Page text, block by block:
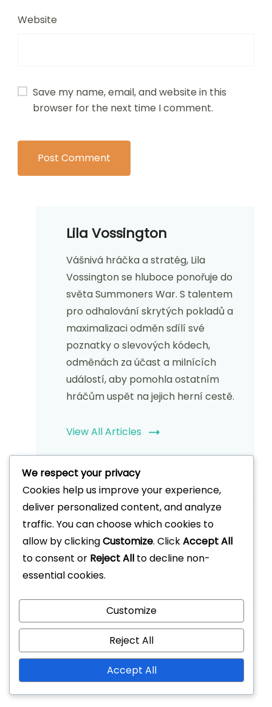
Website
Save my name, email, and website in this
browser for the next time I comment.
Lila Vossington
Vášnivá hráčka a stratég, Lila
Vossington se hluboce ponořuje do
světa Summoners War. S talentem
pro odhalování skrytých pokladů a
maximalizaci odměn sdílí své
poznatky o slevových kódech,
odměnách za účast a milnících
událostí, aby pomohla ostatním
hráčům uspět na jejich herní cestě.
View All Articles
Odkazy
Kontaktujte nás
O společnosti
Příspěvky na blogu
Kategorie
Ceny z eventového dungeonu ve hře Summoners
War
Kódy pro slevy ve hře Summoners War
We respect your privacy
Cookies help us improve your experience,
deliver personalized content, and analyze
traffic. You can choose which cookies to
allow by clickingCustomize. ClickAccept All
to consent or Reject All to decline non-
essential cookies.
Customize
Reject All
Accept All